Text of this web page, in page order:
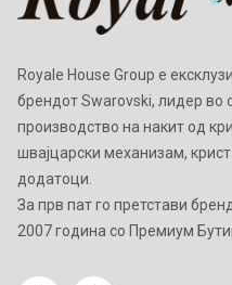
Royale House Group е
брендот Swarovski, лидер во
производство на накит од
швајцарски механизам,
додатоци.
Зa прв пат го претстави
2007 година со Премиум